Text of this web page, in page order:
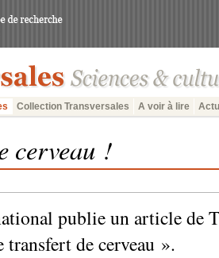
Collection Transversales A voir à lire
cerveau !
publie un article de
transfert de cerveau ».